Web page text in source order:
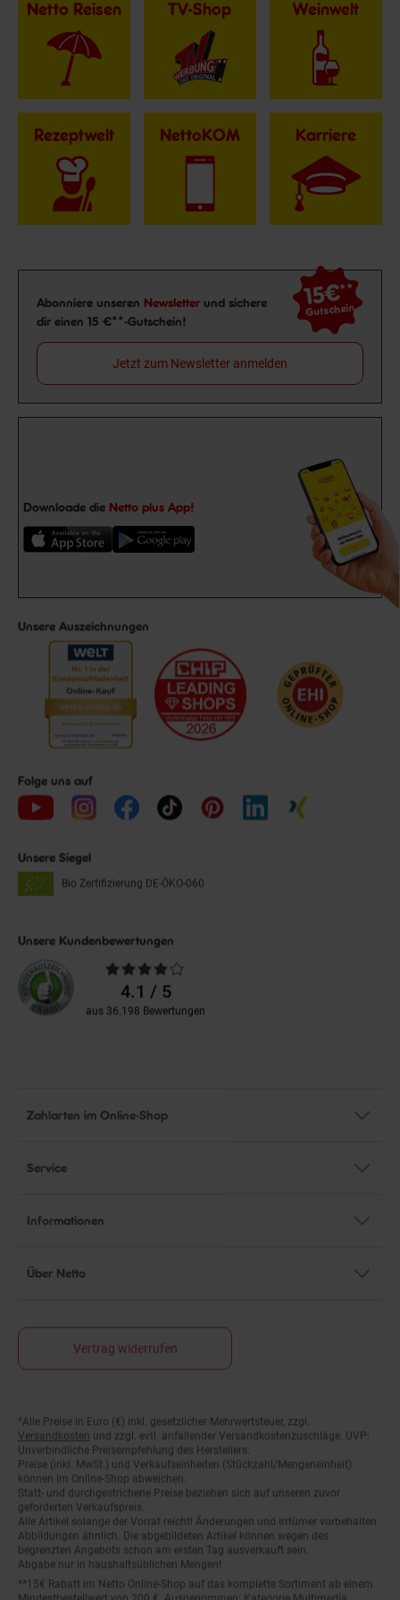
Netto Reisen TV-Shop Weinwelt
Rezeptwelt NettoKOM Karriere
Newsletter Anmeldung
Abonniere unseren Newsletter und sichere
dir einen 15 €**-Gutschein!
15€**
Gutschein
Jetzt zum Newsletter anmelden
Downloade die Netto plus App!
Unsere Auszeichnungen
Folge uns auf
Unsere Siegel
Bio Zertifizierung DE-ÖKO-060
Unsere Kundenbewertungen
Durchschnittliche
Bewertungen4.1 / 5
aus 36.198 Bewertungen
Zahlarten im Online-Shop
Service
Informationen
Über Netto
Vertrag widerrufen
Fußnoten
*Alle Preise in Euro (€) inkl. gesetzlicher Mehrwertsteuer, zzgl.
Versandkosten
und zzgl. evtl. anfallender Versandkostenzuschläge. UVP:
Unverbindliche Preisempfehlung des Herstellers.
Preise (inkl. MwSt.) und Verkaufseinheiten (Stückzahl/Mengeneinheit)
können im Online-Shop abweichen.
Statt- und durchgestrichene Preise beziehen sich auf unseren zuvor
geforderten Verkaufspreis.
Alle Artikel solange der Vorrat reicht! Änderungen und Irrtümer vorbehalten.
Abbildungen ähnlich. Die abgebildeten Artikel können wegen des
begrenzten Angebots schon am ersten Tag ausverkauft sein.
Abgabe nur in haushaltsüblichen Mengen!
**15€ Rabatt im Netto Online-Shop auf das komplette Sortiment ab einem
Mindestbestellwert von 200 €. Ausgenommen: Kategorie Multimedia,